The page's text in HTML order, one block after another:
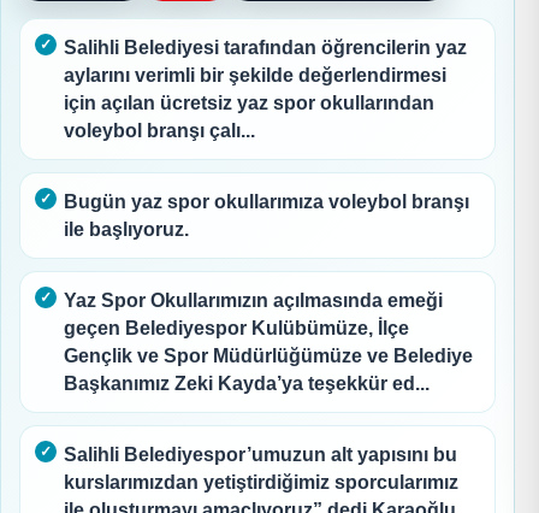
Salihli Belediyesi tarafından öğrencilerin yaz
aylarını verimli bir şekilde değerlendirmesi
için açılan ücretsiz yaz spor okullarından
voleybol branşı çalı...
Bugün yaz spor okullarımıza voleybol branşı
ile başlıyoruz.
Yaz Spor Okullarımızın açılmasında emeği
geçen Belediyespor Kulübümüze, İlçe
Gençlik ve Spor Müdürlüğümüze ve Belediye
Başkanımız Zeki Kayda’ya teşekkür ed...
Salihli Belediyespor’umuzun alt yapısını bu
kurslarımızdan yetiştirdiğimiz sporcularımız